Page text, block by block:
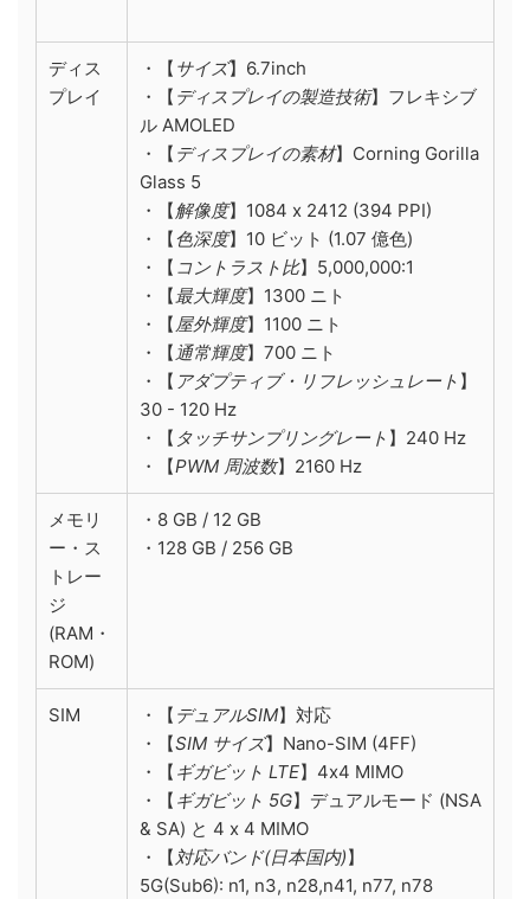
ディス
プレイ
・【 サイズ】6.7inch
・【 ディスプレイの製造技術】フレキシブ
ル AMOLED
・【 ディスプレイの素材】Corning Gorilla
Glass 5
・【解像度】1084 x 2412 (394 PPI)
・【色深度】10 ビット (1.07 億色)
・【 コントラスト比】5,000,000:1
・【最大輝度】1300 ニト
・【屋外輝度】1100 ニト
・【通常輝度】700 ニト
・【 アダプティブ・リフレッシュレート 】
30 - 120 Hz
・【 タッチサンプリングレート 】240 Hz
・【PWM 周波数】2160 Hz
メモリ
ー・ス
トレー
ジ
(RAM・
ROM)
・8 GB / 12 GB
・128 GB / 256 GB
SIM ・【 デュアルSIM】対応
・【SIM サイズ】Nano-SIM (4FF)
・【 ギガビット LTE】4x4 MIMO
・【 ギガビット 5G】デュアルモード (NSA
& SA) と 4 x 4 MIMO
・【対応バンド(日本国内)】
5G(Sub6): n1, n3, n28,n41, n77, n78